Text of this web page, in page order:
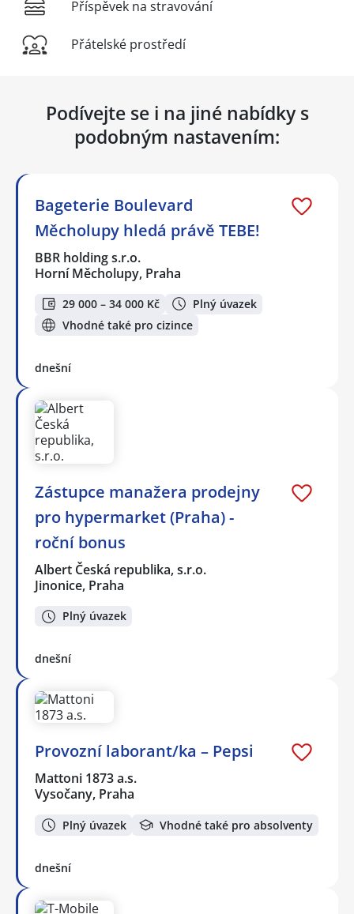
Příspěvek na stravování
Přátelské prostředí
Podívejte se i na jiné nabídky s
podobným nastavením:
Bageterie Boulevard
Měcholupy hledá právě TEBE!
BBR holding s.r.o.
Horní Měcholupy, Praha
29 000 – 34 000 Kč
Plný úvazek
Vhodné také pro cizince
dnešní
Zástupce manažera prodejny
pro hypermarket (Praha) -
roční bonus
Albert Česká republika, s.r.o.
Jinonice, Praha
Plný úvazek
dnešní
Provozní laborant/ka – Pepsi
Mattoni 1873 a.s.
Vysočany, Praha
Plný úvazek Vhodné také pro absolventy
dnešní